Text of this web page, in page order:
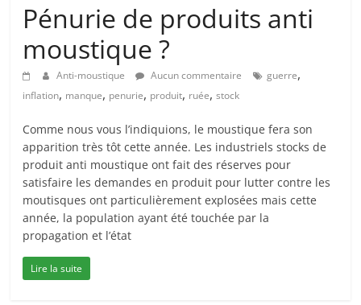
Pénurie de produits anti
moustique ?
Anti-moustique Aucun commentaire guerre,
inflation, manque, penurie, produit, ruée,stock
Comme nous vous l’indiquions, le moustique fera son
apparition très tôt cette année. Les industriels stocks de
produit anti moustique ont fait des réserves pour
satisfaire les demandes en produit pour lutter contre les
moutisques ont particulièrement explosées mais cette
année, la population ayant été touchée par la
propagation et l’état
Lire la suite